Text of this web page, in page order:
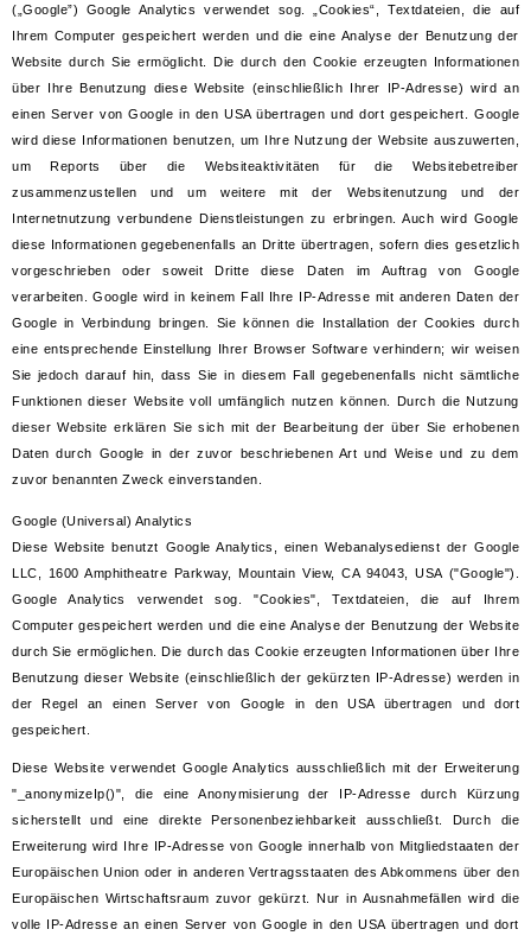
(„Google”) Google Analytics verwendet sog. „Cookies“, Textdateien, die auf
Ihrem Computer gespeichert werden und die eine Analyse der Benutzung der
Website durch Sie ermöglicht. Die durch den Cookie erzeugten Informationen
über Ihre Benutzung diese Website (einschließlich Ihrer IP-Adresse) wird an
einen Server von Google in den USA übertragen und dort gespeichert. Google
wird diese Informationen benutzen, um Ihre Nutzung der Website auszuwerten,
um Reports über die Websiteaktivitäten für die Websitebetreiber
zusammenzustellen und um weitere mit der Websitenutzung und der
Internetnutzung verbundene Dienstleistungen zu erbringen. Auch wird Google
diese Informationen gegebenenfalls an Dritte übertragen, sofern dies gesetzlich
vorgeschrieben oder soweit Dritte diese Daten im Auftrag von Google
verarbeiten. Google wird in keinem Fall Ihre IP-Adresse mit anderen Daten der
Google in Verbindung bringen. Sie können die Installation der Cookies durch
eine entsprechende Einstellung Ihrer Browser Software verhindern; wir weisen
Sie jedoch darauf hin, dass Sie in diesem Fall gegebenenfalls nicht sämtliche
Funktionen dieser Website voll umfänglich nutzen können. Durch die Nutzung
dieser Website erklären Sie sich mit der Bearbeitung der über Sie erhobenen
Daten durch Google in der zuvor beschriebenen Art und Weise und zu dem
zuvor benannten Zweck einverstanden.
Google (Universal) Analytics
Diese Website benutzt Google Analytics, einen Webanalysedienst der Google
LLC, 1600 Amphitheatre Parkway, Mountain View, CA 94043, USA ("Google").
Google Analytics verwendet sog. "Cookies", Textdateien, die auf Ihrem
Computer gespeichert werden und die eine Analyse der Benutzung der Website
durch Sie ermöglichen. Die durch das Cookie erzeugten Informationen über Ihre
Benutzung dieser Website (einschließlich der gekürzten IP-Adresse) werden in
der Regel an einen Server von Google in den USA übertragen und dort
gespeichert.
Diese Website verwendet Google Analytics ausschließlich mit der Erweiterung
"_anonymizeIp()", die eine Anonymisierung der IP-Adresse durch Kürzung
sicherstellt und eine direkte Personenbeziehbarkeit ausschließt. Durch die
Erweiterung wird Ihre IP-Adresse von Google innerhalb von Mitgliedstaaten der
Europäischen Union oder in anderen Vertragsstaaten des Abkommens über den
Europäischen Wirtschaftsraum zuvor gekürzt. Nur in Ausnahmefällen wird die
volle IP-Adresse an einen Server von Google in den USA übertragen und dort